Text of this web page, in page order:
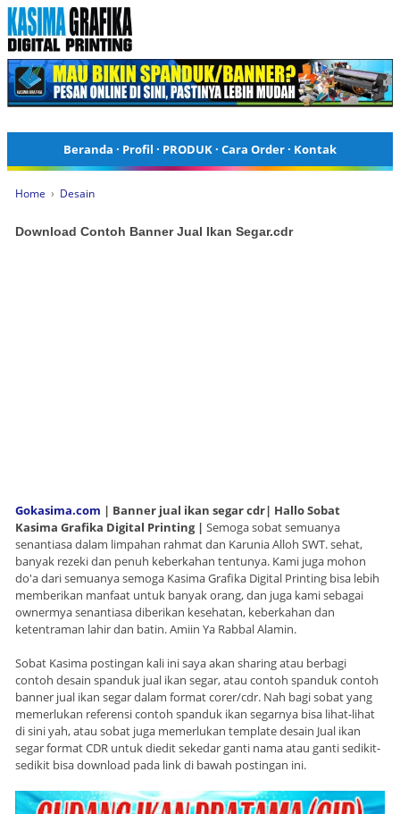
Beranda · Profil · PRODUK· Cara Order· Kontak
Home › Desain
Download Contoh Banner Jual Ikan Segar.cdr
Gokasima.com | Banner jual ikan segar cdr| Hallo Sobat
Kasima Grafika Digital Printing | Semoga sobat semuanya
senantiasa dalam limpahan rahmat dan Karunia Alloh SWT. sehat,
banyak rezeki dan penuh keberkahan tentunya. Kami juga mohon
do'a dari semuanya semoga Kasima Grafika Digital Printing bisa lebih
memberikan manfaat untuk banyak orang, dan juga kami sebagai
ownermya senantiasa diberikan kesehatan, keberkahan dan
ketentraman lahir dan batin. Amiin Ya Rabbal Alamin.
Sobat Kasima postingan kali ini saya akan sharing atau berbagi
contoh desain spanduk jual ikan segar, atau contoh spanduk contoh
banner jual ikan segar dalam format corer/cdr. Nah bagi sobat yang
memerlukan referensi contoh spanduk ikan segarnya bisa lihat-lihat
di sini yah, atau sobat juga memerlukan template desain Jual ikan
segar format CDR untuk diedit sekedar ganti nama atau ganti sedikit-
sedikit bisa download pada link di bawah postingan ini.